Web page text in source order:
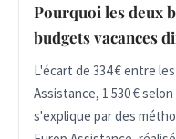
Pourquoi les deux
budgets vacances
L'écart de 334 € entre
Assistance, 1 530 €
s'explique par des